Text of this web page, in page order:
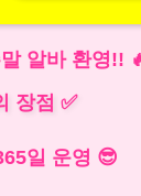
알바 환영!!
장점 ✅
일 운영 😎